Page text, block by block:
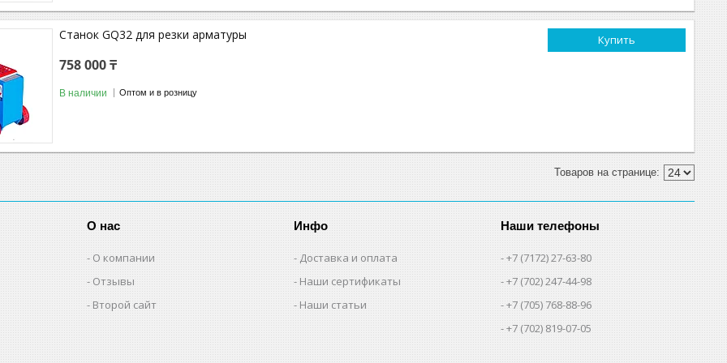
Купить
Станок GQ32 для резки арматуры
758 000 ₸
В наличии Оптом и в розницу
О нас
О компании
Отзывы
Второй сайт
Инфо
Доставка и оплата
Наши сертификаты
Наши статьи
Наши телефоны
+7 (7172) 27-63-80
+7 (702) 247-44-98
+7 (705) 768-88-96
+7 (702) 819-07-05